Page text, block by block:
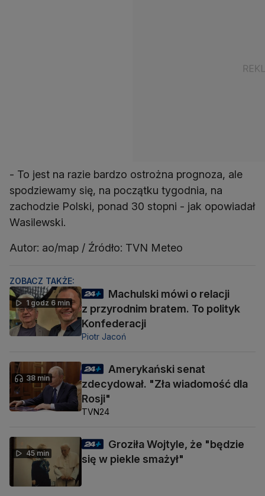
- To jest na razie bardzo ostrożna prognoza, ale
spodziewamy się, na początku tygodnia, na
zachodzie Polski, ponad 30 stopni - jak opowiadał
Wasilewski.
Autor: ao/map / Źródło: TVN Meteo
ZOBACZ TAKŻE:
1 godz 6 min
Machulski mówi o relacji
z przyrodnim bratem. To polityk
Konfederacji
Piotr Jacoń
38 min
Amerykański senat
zdecydował. "Zła wiadomość dla
Rosji"
TVN24
45 min
Groziła Wojtyle, że "będzie
się w piekle smażył"